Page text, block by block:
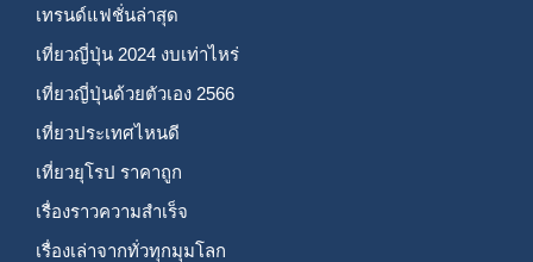
เทรนด์แฟชั่นล่าสุด
เที่ยวญี่ปุ่น 2024 งบเท่าไหร่
เที่ยวญี่ปุ่นด้วยตัวเอง 2566
เที่ยวประเทศไหนดี
เที่ยวยุโรป ราคาถูก
เรื่องราวความสำเร็จ
เรื่องเล่าจากทั่วทุกมุมโลก